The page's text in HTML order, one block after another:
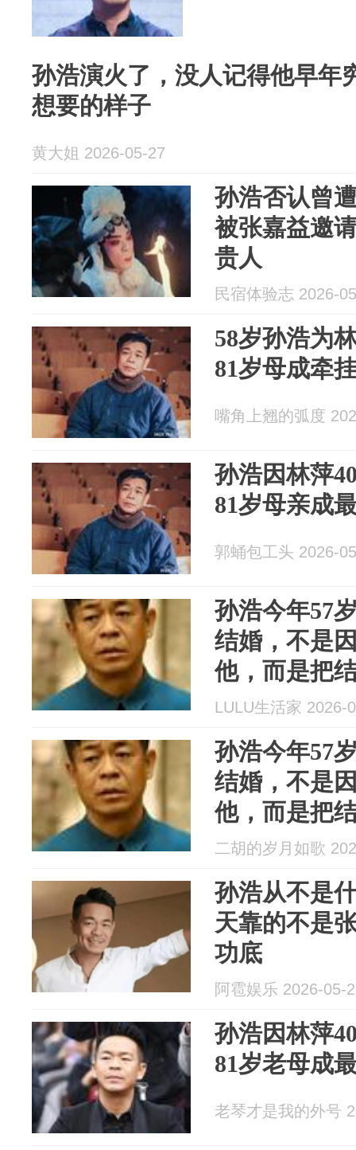
孙浩演火了，没人记得他早年
想要的样子
黄大姐 2026-05-27
孙浩否认曾
被张嘉益邀
贵人
民宿体验志 2026-
58岁孙浩为
81岁母成牵
嘴角上翘的弧度
孙浩因林萍
81岁母亲成
郭蛹包工头 2026-
孙浩今年57
结婚，不是
他，而是把
的人生计划
LULU生活家 2026-
孙浩今年57
结婚，不是
他，而是把
的人生计划
二胡的岁月如歌
孙浩从不是
天靠的不是
功底
阿雹娱乐 2026-05-
孙浩因林萍
81岁老母成
老琴才是我的外号